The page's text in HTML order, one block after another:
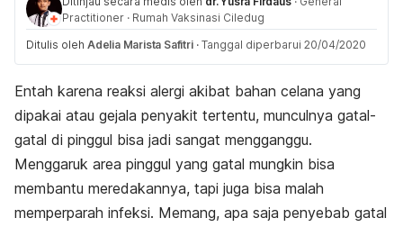
Practitioner · Rumah Vaksinasi Ciledug
Ditulis oleh Adelia Marista Safitri · Tanggal diperbarui 20/04/2020
Entah karena reaksi alergi akibat bahan celana yang
dipakai atau gejala penyakit tertentu, munculnya gatal-
gatal di pinggul bisa jadi sangat mengganggu.
Menggaruk area pinggul yang gatal mungkin bisa
membantu meredakannya, tapi juga bisa malah
memperparah infeksi. Memang, apa saja penyebab gatal